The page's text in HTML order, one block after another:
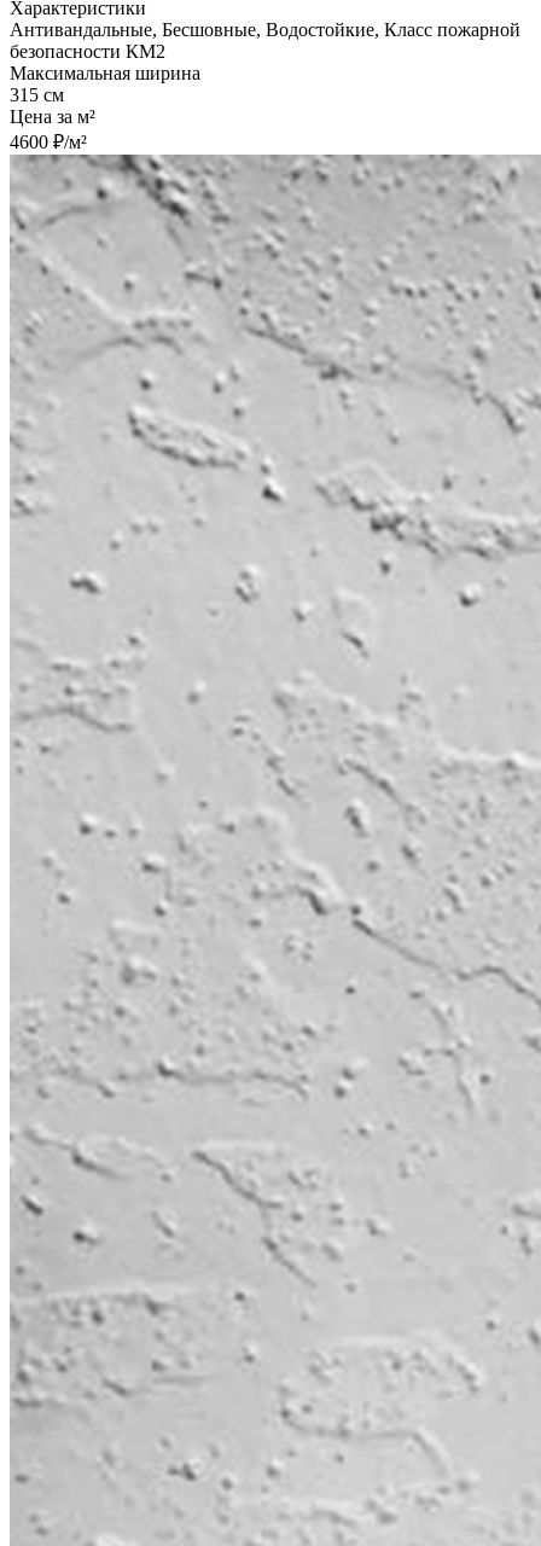
Характеристики
Антивандальные, Бесшовные, Водостойкие, Класс пожарной
безопасности КМ2
Максимальная ширина
315 см
Цена за м²
4600 ₽/м²